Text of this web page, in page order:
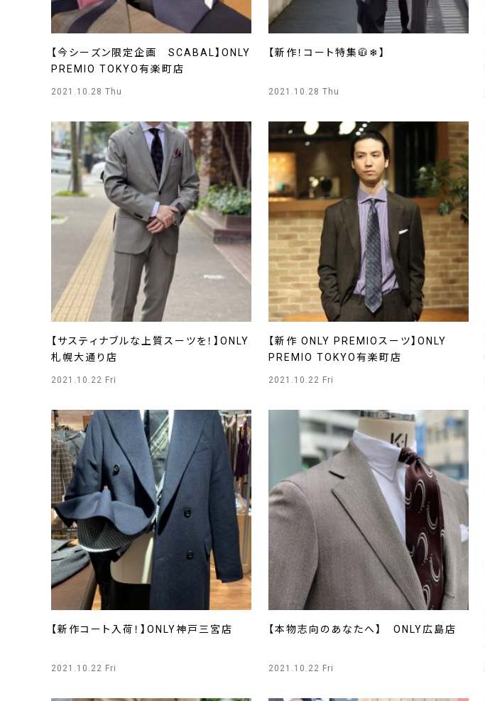
【今シーズン限定企画 SCABAL】ONLY
PREMIO TOKYO有楽町店
2021.10.28 Thu
【新作！コート特集🧥❄】
2021.10.28 Thu
【サスティナブルな上質スーツを！】ONLY
札幌大通り店
2021.10.22 Fri
【新作 ONLY PREMIOスーツ】ONLY
PREMIO TOKYO有楽町店
2021.10.22 Fri
【新作コート入荷！】ONLY神戸三宮店
2021.10.22 Fri
【本物志向のあなたへ】 ONLY広島店
2021.10.22 Fri